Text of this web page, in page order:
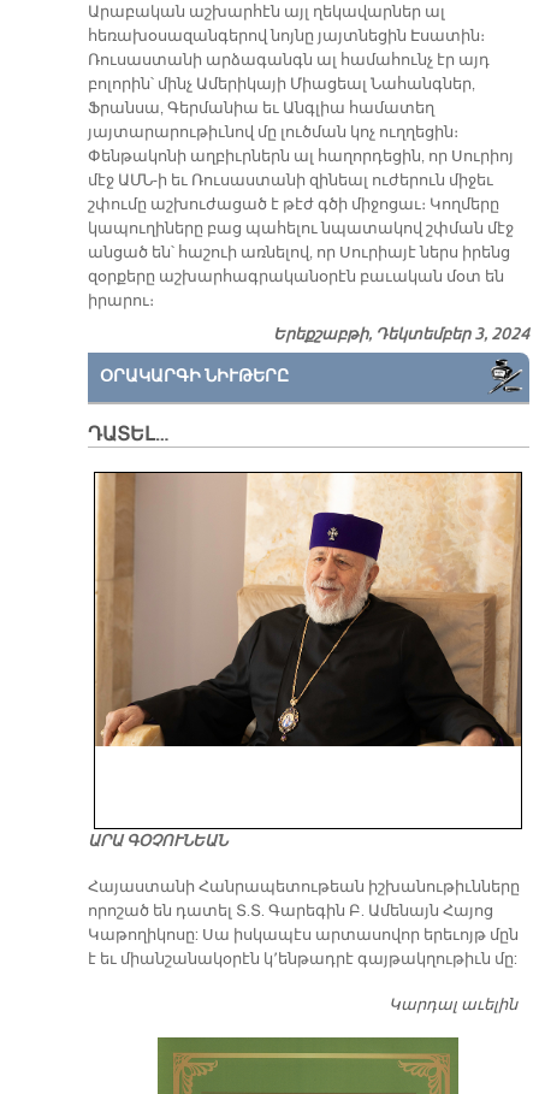
Արաբական աշխարհէն այլ ղեկավարներ ալ
հեռախօսազանգերով նոյնը յայտնեցին Էսատին։
Ռուսաստանի արձագանգն ալ համահունչ էր այդ
բոլորին՝ մինչ Ամերիկայի Միացեալ Նահանգներ,
Ֆրանսա, Գերմանիա եւ Անգլիա համատեղ
յայտարարութիւնով մը լուծման կոչ ուղղեցին։
Փենթակոնի աղբիւրներն ալ հաղորդեցին, որ Սուրիոյ
մէջ ԱՄՆ-ի եւ Ռուսաստանի զինեալ ուժերուն միջեւ
շփումը աշխուժացած է թէժ գծի միջոցաւ։ Կողմերը
կապուղիները բաց պահելու նպատակով շփման մէջ
անցած են՝ հաշուի առնելով, որ Սուրիայէ ներս իրենց
զօրքերը աշխարհագրականօրէն բաւական մօտ են
իրարու։
Երեքշաբթի, Դեկտեմբեր 3, 2024
ՕՐԱԿԱՐԳԻ ՆԻՒԹԵՐԸ
ԴԱՏԵԼ…
ԱՐԱ ԳՕՉՈՒՆԵԱՆ
​Հայաստանի Հանրապետութեան իշխանութիւնները
որոշած են դատել Տ.Տ. Գարեգին Բ. Ամենայն Հայոց
Կաթողիկոսը: Սա իսկապէս արտասովոր երեւոյթ մըն
է եւ միանշանակօրէն կ՚ենթադրէ գայթակղութիւն մը:
Կարդալ աւելին